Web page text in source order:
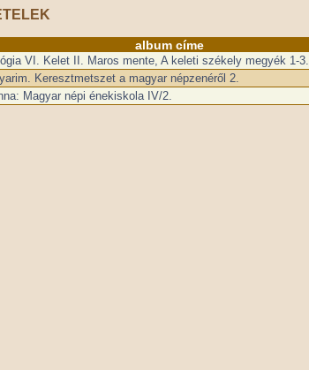
album címe
VI. Kelet II. Maros mente, A keleti székely megyék 1-3.
Keresztmetszet a magyar népzenéről 2.
Magyar népi énekiskola IV/2.